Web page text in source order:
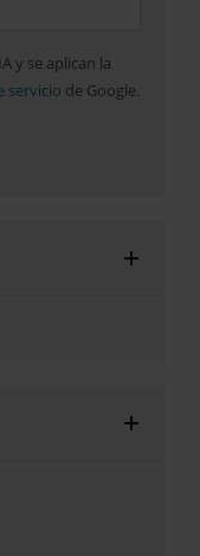
y se aplican la
servicio de Google.